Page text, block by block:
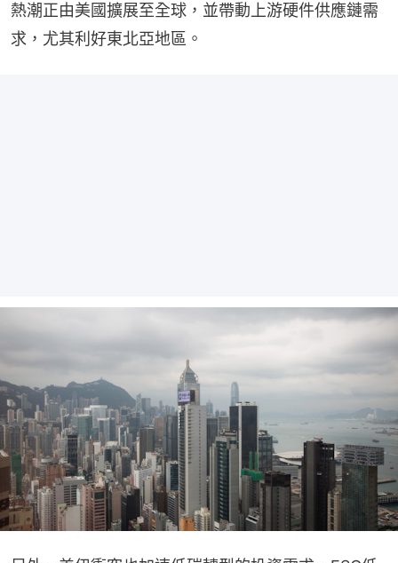
熱潮正由美國擴展至全球，並帶動上游硬件供應鏈需
求，尤其利好東北亞地區。